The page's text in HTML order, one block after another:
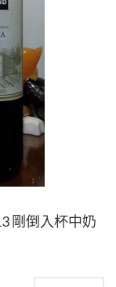
剛倒入杯中奶